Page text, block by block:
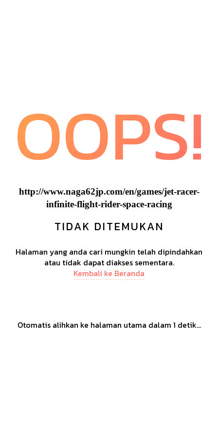
OOPS!
http://www.naga62jp.com/en/games/jet-racer-
infinite-flight-rider-space-racing
TIDAK DITEMUKAN
Halaman yang anda cari mungkin telah dipindahkan
atau tidak dapat diakses sementara.
Kembali ke Beranda
Otomatis alihkan ke halaman utama dalam 1 detik...